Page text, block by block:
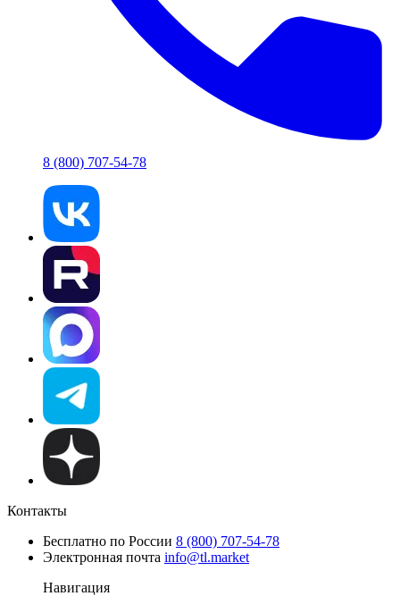
8 (800) 707-54-78
Контакты
Бесплатно по России 8 (800) 707-54-78
Электронная почта info@tl.market
Навигация